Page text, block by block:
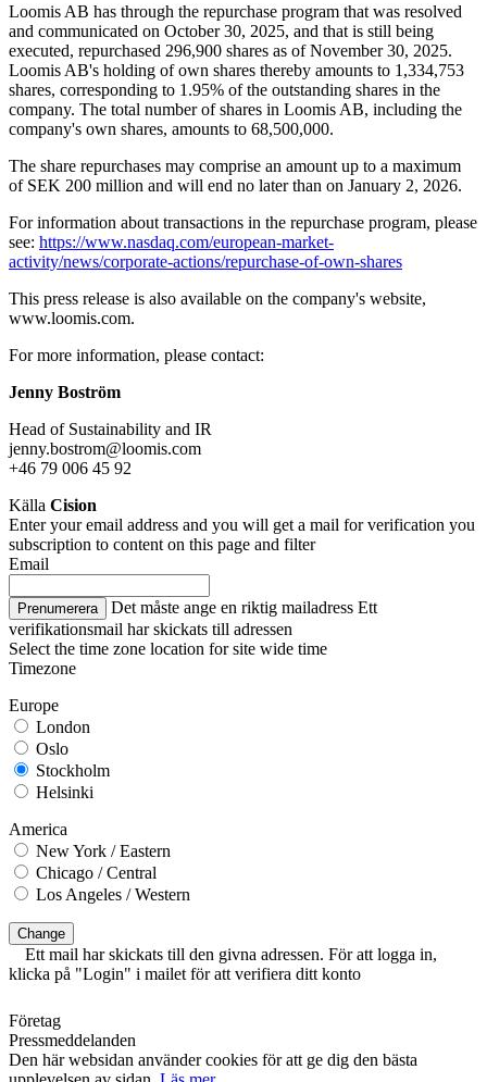
Loomis AB has through the repurchase program that was resolved
and communicated on October 30, 2025, and that is still being
executed, repurchased 296,900 shares as of November 30, 2025.
Loomis AB's holding of own shares thereby amounts to 1,334,753
shares, corresponding to 1.95% of the outstanding shares in the
company. The total number of shares in Loomis AB, including the
company's own shares, amounts to 68,500,000.
The share repurchases may comprise an amount up to a maximum
of SEK 200 million and will end no later than on January 2, 2026.
For information about transactions in the repurchase program, please
see: https://www.nasdaq.com/european-market-
activity/news/corporate-actions/repurchase-of-own-shares
This press release is also available on the company's website,
www.loomis.com.
For more information, please contact:
Jenny Boström
Head of Sustainability and IR
jenny.bostrom@loomis.com
+46 79 006 45 92
Källa Cision
Enter your email address and you will get a mail for verification you
subscription to content on this page and filter
Email
Prenumerera Det måste ange en riktig mailadress Ett
verifikationsmail har skickats till adressen
Select the time zone location for site wide time
Timezone
Europe
London
Oslo
Stockholm
Helsinki
America
New York / Eastern
Chicago / Central
Los Angeles / Western
Change
Ett mail har skickats till den givna adressen. För att logga in,
klicka på "Login" i mailet för att verifiera ditt konto
Företag
Pressmeddelanden
Den här websidan använder cookies för att ge dig den bästa